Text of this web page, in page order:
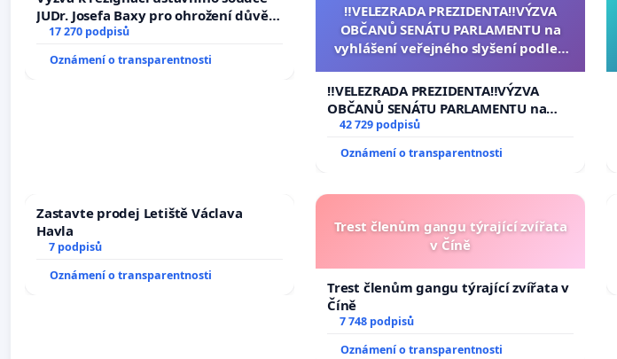
JUDr. Josefa Baxy pro ohrožení důvěry
ve spravedlivý proces
17 270 podpisů
Oznámení o transparentnosti
‼️VELEZRADA PREZIDENTA‼️VÝZVA
OBČANŮ SENÁTU PARLAMENTU na
vyhlášení veřejného slyšení podle §
na přijetí usnesení k podání ústavní
žaloby na prezidenta republiky
‼️VELEZRADA PREZIDENTA‼️VÝZVA
OBČANŮ SENÁTU PARLAMENTU na
vyhlášení veřejného slyšení podle §
na přijetí usnesení k podání ústavní
42 729 podpisů
Oznámení o transparentnosti
Zastavte prodej Letiště Václava
Havla
7 podpisů
Oznámení o transparentnosti
Trest členům gangu týrající zvířata
v Číně
Trest členům gangu týrající zvířata v
Číně
7 748 podpisů
Oznámení o transparentnosti